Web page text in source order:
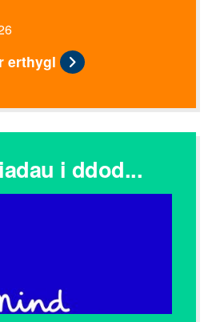
erthygl
i ddod...